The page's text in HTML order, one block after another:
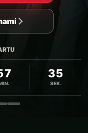
33
SEK.
4
Zdjęcie 5Zdjęcie 6